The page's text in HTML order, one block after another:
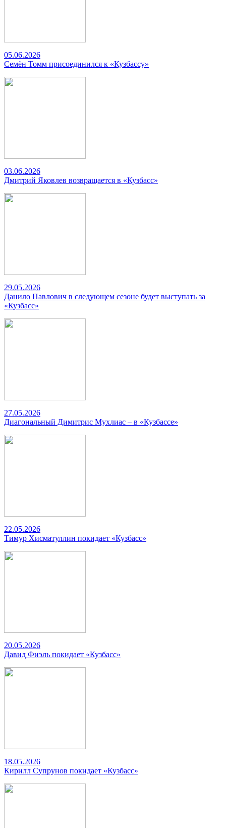
05.06.2026
Семён Томм присоединился к «Кузбассу»
03.06.2026
Дмитрий Яковлев возвращается в «Кузбасс»
29.05.2026
Данило Павлович в следующем сезоне будет выступать за
«Кузбасс»
27.05.2026
Диагональный Димитрис Мухлиас – в «Кузбассе»
22.05.2026
Тимур Хисматуллин покидает «Кузбасс»
20.05.2026
Давид Фиэль покидает «Кузбасс»
18.05.2026
Кирилл Супрунов покидает «Кузбасс»